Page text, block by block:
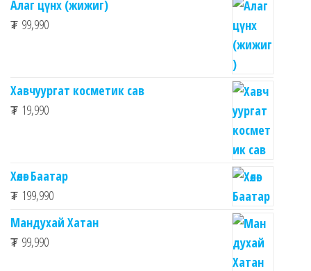
Алаг цүнх (жижиг)
₮ 99,990
Хавчуургат косметик сав
₮ 19,990
Хөлөг Баатар
₮ 199,990
Мандухай Хатан
₮ 99,990